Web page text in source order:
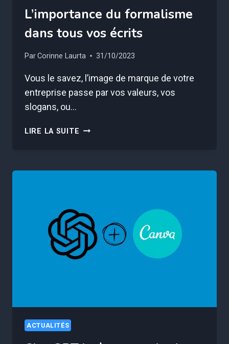
L’importance du formalisme
dans tous vos écrits
ParCorinne Laurta 31/10/2023
Vous le savez, l’image de marque de votre
entreprise passe par vos valeurs, vos
slogans, ou…
LIRE LA SUITE L’IMPORTANCE
ACTUALITÉS